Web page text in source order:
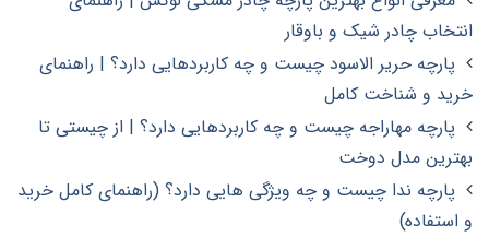
انتخاب چادر شیک و باوقار
پارچه حریر الاسود چیست و چه کاربردهایی دارد؟ | راهنمای
خرید و شناخت کامل
پارچه مهاراجه چیست و چه کاربردهایی دارد؟ | از چیستی تا
بهترین مدل دوخت
پارچه ندا چیست و چه ویژگی هایی دارد؟ (راهنمای کامل خرید
و استفاده)